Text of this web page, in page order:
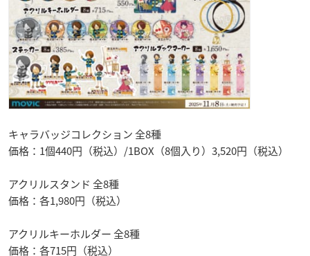
キャラバッジコレクション 全8種
価格：1個440円（税込）/1BOX（8個入り）3,520円（税込）
アクリルスタンド 全8種
価格：各1,980円（税込）
アクリルキーホルダー 全8種
価格：各715円（税込）